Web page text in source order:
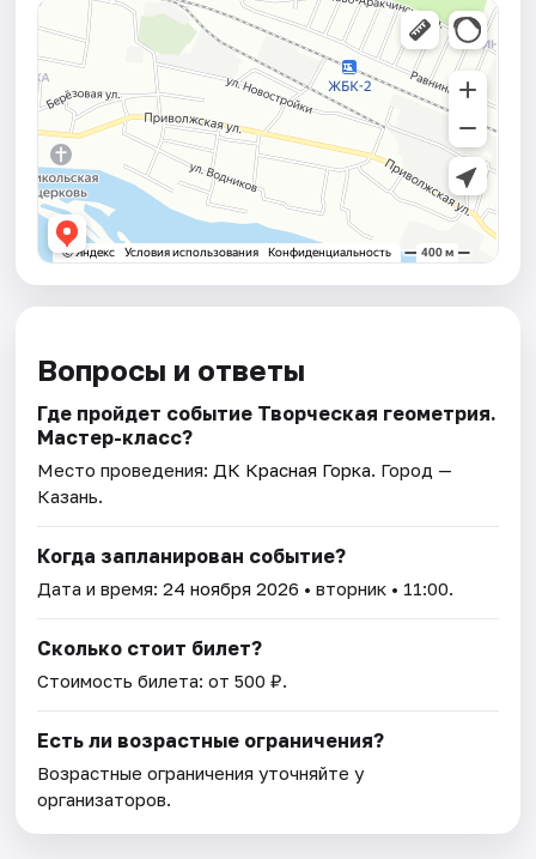
Вопросы и ответы
Где пройдет событие Творческая геометрия.
Мастер-класс?
Место проведения: ДК Красная Горка. Город —
Казань.
Когда запланирован событие?
Дата и время:24 ноября 2026 • вторник • 11:00.
Сколько стоит билет?
Стоимость билета: от 500 ₽.
Есть ли возрастные ограничения?
Возрастные ограничения уточняйте у
организаторов.